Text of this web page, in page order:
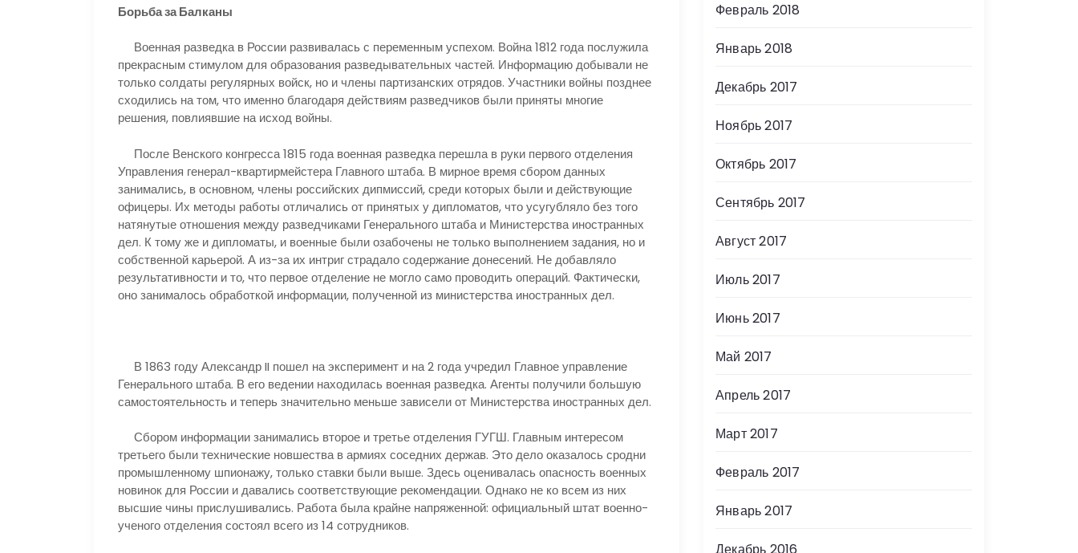
Борьба за Балканы
Военная разведка в России развивалась с переменным успехом. Война 1812 года послужила
прекрасным стимулом для образования разведывательных частей. Информацию добывали не
только солдаты регулярных войск, но и члены партизанских отрядов. Участники войны позднее
сходились на том, что именно благодаря действиям разведчиков были приняты многие
решения, повлиявшие на исход войны.
После Венского конгресса 1815 года военная разведка перешла в руки первого отделения
Управления генерал-квартирмейстера Главного штаба. В мирное время сбором данных
занимались, в основном, члены российских дипмиссий, среди которых были и действующие
офицеры. Их методы работы отличались от принятых у дипломатов, что усугубляло без того
натянутые отношения между разведчиками Генерального штаба и Министерства иностранных
дел. К тому же и дипломаты, и военные были озабочены не только выполнением задания, но и
собственной карьерой. А из-за их интриг страдало содержание донесений. Не добавляло
результативности и то, что первое отделение не могло само проводить операций. Фактически,
оно занималось обработкой информации, полученной из министерства иностранных дел.
В 1863 году Александр II пошел на эксперимент и на 2 года учредил Главное управление
Генерального штаба. В его ведении находилась военная разведка. Агенты получили большую
самостоятельность и теперь значительно меньше зависели от Министерства иностранных дел.
Сбором информации занимались второе и третье отделения ГУГШ. Главным интересом
третьего были технические новшества в армиях соседних держав. Это дело оказалось сродни
промышленному шпионажу, только ставки были выше. Здесь оценивалась опасность военных
новинок для России и давались соответствующие рекомендации. Однако не ко всем из них
высшие чины прислушивались. Работа была крайне напряженной: официальный штат военно-
ученого отделения состоял всего из 14 сотрудников.
Февраль 2018
Январь 2018
Декабрь 2017
Ноябрь 2017
Октябрь 2017
Сентябрь 2017
Август 2017
Июль 2017
Июнь 2017
Май 2017
Апрель 2017
Март 2017
Февраль 2017
Январь 2017